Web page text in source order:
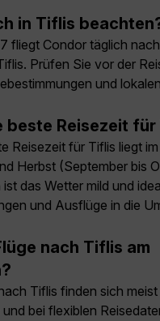
in Tiflis
fliegt Condor täglich
Prüfen Sie vor der
und
beste Reisezeit
Reisezeit für Tiflis liegt
Herbst (September bis
das Wetter mild und
und Ausflüge in die
nach Tiflis am
Tiflis finden sich
bei flexiblen